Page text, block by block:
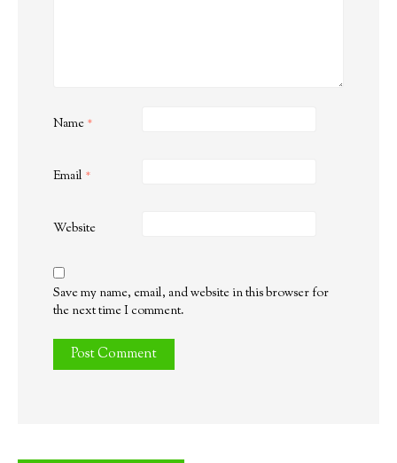
Name *
Email *
Website
Save my name, email, and website in this browser for
the next time I comment.